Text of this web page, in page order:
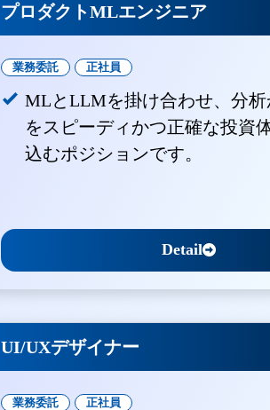
プロダクトMLエンジニア
業務委託 正社員
MLとLLMを掛け合わせ、分
をスピーディかつ正確な投資
込むポジションです。
Detail
UI/UXデザイナー
業務委託 正社員